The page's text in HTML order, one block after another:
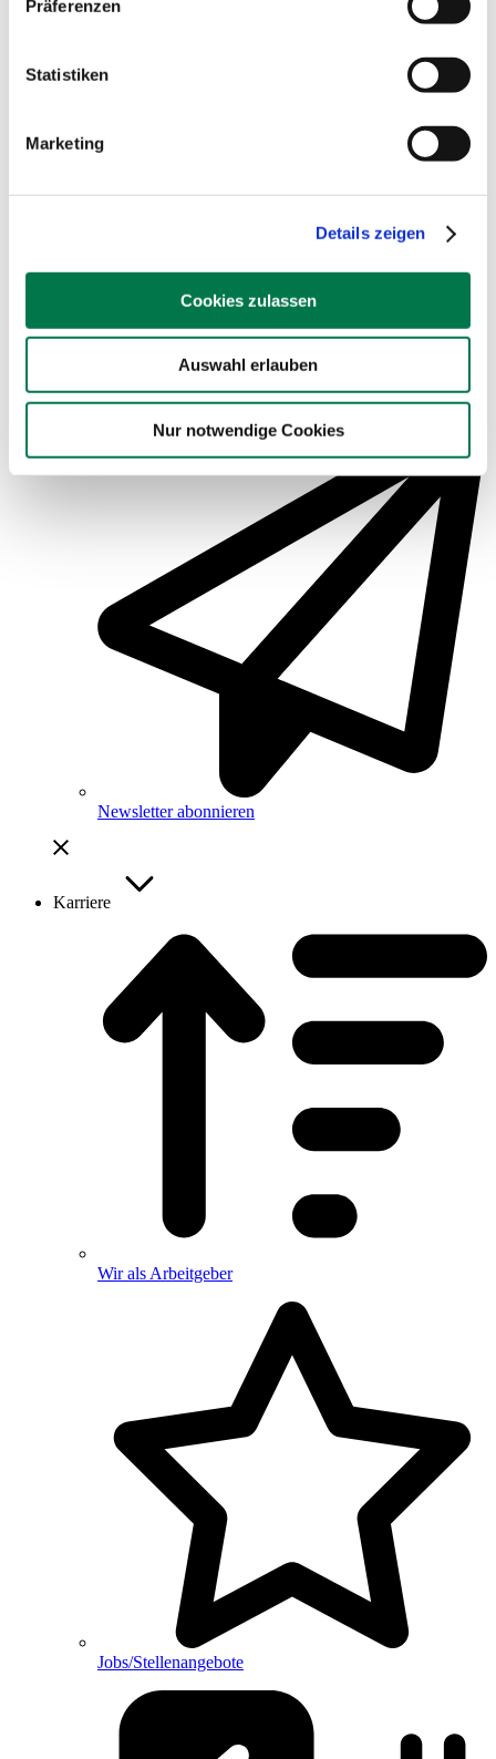
Präferenzen
Statistiken
Marketing
Details zeigen
Cookies zulassen
Auswahl erlauben
Nur notwendige Cookies
Newsletter abonnieren
Karriere
Wir als Arbeitgeber
Jobs/Stellenangebote